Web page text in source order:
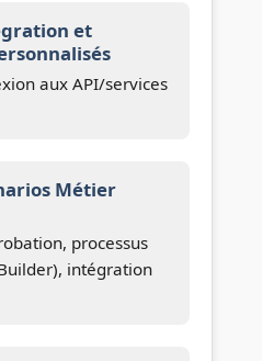
et
aux API/services
Métier
processus
intégration